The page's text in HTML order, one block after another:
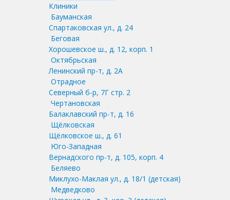
Клиники
Бауманская
Спартаковская ул., д. 24
Беговая
Хорошевское ш., д. 12, корп. 1
Октябрьская
Ленинский пр-т, д. 2А
Отрадное
Северный б-р, 7Г стр. 2
Чертановская
Балаклавский пр-т, д. 16
Щёлковская
Щёлковское ш., д. 61
Юго-Западная
Вернадского пр-т, д. 105, корп. 4
Беляево
Миклухо-Маклая ул., д. 18/1 (детская)
Медведково